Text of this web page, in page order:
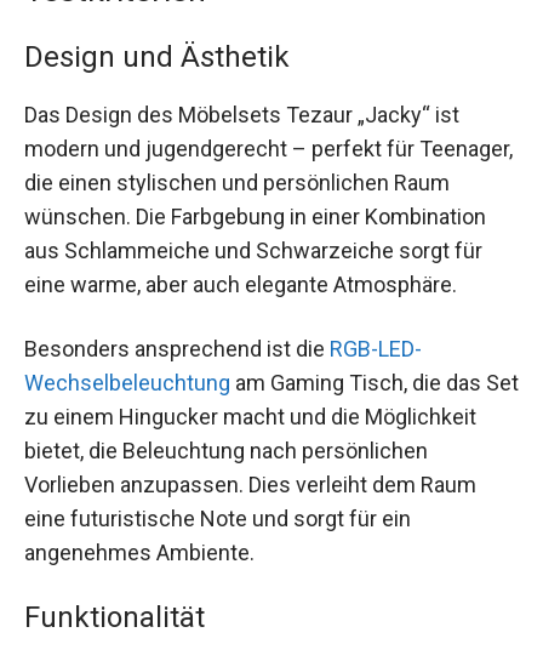
Design und Ästhetik
Das Design des Möbelsets Tezaur „Jacky“ ist
modern und jugendgerecht – perfekt für Teenager,
die einen stylischen und persönlichen Raum
wünschen. Die Farbgebung in einer Kombination
aus Schlammeiche und Schwarzeiche sorgt für
eine warme, aber auch elegante Atmosphäre.
Besonders ansprechend ist die RGB-LED-
Wechselbeleuchtung am Gaming Tisch, die das Set
zu einem Hingucker macht und die Möglichkeit
bietet, die Beleuchtung nach persönlichen
Vorlieben anzupassen. Dies verleiht dem Raum
eine futuristische Note und sorgt für ein
angenehmes Ambiente.
Funktionalität